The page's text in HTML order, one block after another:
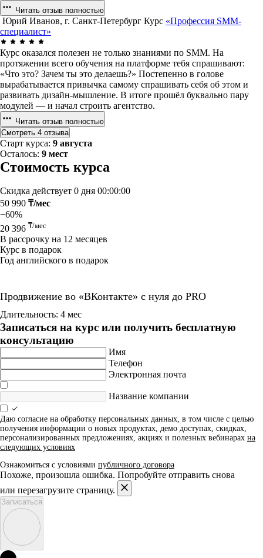
Читать отзыв полностью
Юрий Иванов, г. Санкт-Петербург Курс «Профессия SMM-
специалист»
Курс оказался полезен не только знаниями по SMM. На
протяжении всего обучения на платформе тебя спрашивают:
«Что это? Зачем ты это делаешь?» Постепенно в голове
вырабатывается привычка самому спрашивать себя об этом и
развивать дизайн-мышление. В итоге прошёл буквально пару
модулей — и начал строить агентство.
Читать отзыв полностью
Смотреть 4 отзыва
Старт курса: 9 августа
Осталось: 9 мест
Стоимость курса
Скидка действует 0 дня 00:00:00
50 990 ₸/мес
−60%
20 396 ₸/мес
В рассрочку на 12 месяцев
Курс в подарок
Год английского в подарок
Продвижение во «ВКонтакте» с нуля до PRO
Длительность: 4 мес
Записаться на курс или получить бесплатную
консультацию
Имя
Телефон
Электронная почта
Название компании
Даю согласие на обработку персональных данных, в том числе с целью
получения информации о новых продуктах, демо доступах, скидках,
персонализированных предложениях, акциях и полезных вебинарах на
следующих условиях
Ознакомиться с условиями публичного договора
Похоже, произошла ошибка. Попробуйте отправить снова
или перезагрузите страницу.
Записаться